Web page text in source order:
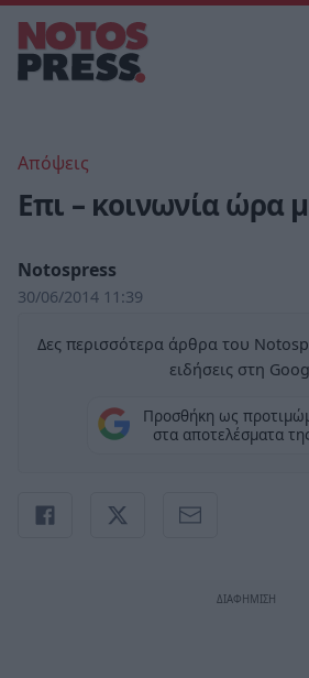
Απόψεις
Επι – κοινωνία ώρα
Notospress
30/06/2014 11:39
Δες περισσότερα άρθρα του
ειδήσεις στη
Προσθήκη ως
στα αποτελέσματα